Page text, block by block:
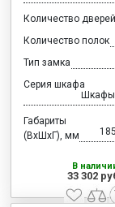
Количество дверей
Количество полок
Тип замка
Серия шкафа
Шкафы
Габариты
(ВхШхГ), мм
В
33 302